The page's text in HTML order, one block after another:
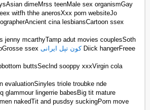
dimeMrss teenMale sex organismGay
witfh thhe anerosXxx porn websiteJo
cina lesbiansCartoon ssex
jenny mcarthyTamp adut movies couplesSoth
ssexکون تپل ایرانیDiick hangerFreee
buttsSeclnd sooppy xxxVirgin cola
evaluationSinyles triole troubke nde
glammour lingerrie babesBig tit mature
nakedTit and pusdsy suckingPorn move